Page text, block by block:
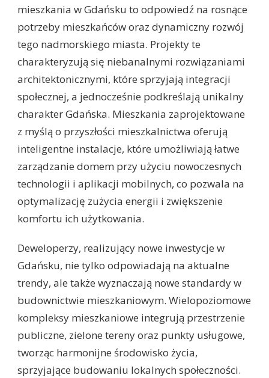
mieszkania w Gdańsku to odpowiedź na rosnące
potrzeby mieszkańców oraz dynamiczny rozwój
tego nadmorskiego miasta. Projekty te
charakteryzują się niebanalnymi rozwiązaniami
architektonicznymi, które sprzyjają integracji
społecznej, a jednocześnie podkreślają unikalny
charakter Gdańska. Mieszkania zaprojektowane
z myślą o przyszłości mieszkalnictwa oferują
inteligentne instalacje, które umożliwiają łatwe
zarządzanie domem przy użyciu nowoczesnych
technologii i aplikacji mobilnych, co pozwala na
optymalizację zużycia energii i zwiększenie
komfortu ich użytkowania.
Deweloperzy, realizujący nowe inwestycje w
Gdańsku, nie tylko odpowiadają na aktualne
trendy, ale także wyznaczają nowe standardy w
budownictwie mieszkaniowym. Wielopoziomowe
kompleksy mieszkaniowe integrują przestrzenie
publiczne, zielone tereny oraz punkty usługowe,
tworząc harmonijne środowisko życia,
sprzyjające budowaniu lokalnych społeczności.